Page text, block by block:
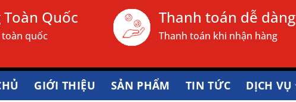
Quốc
quốc
Thanh toán dễ dàng
Thanh toán khi nhận hàng
GIỚI THIỆU SẢN PHẨM TIN TỨC DỊCH VỤ